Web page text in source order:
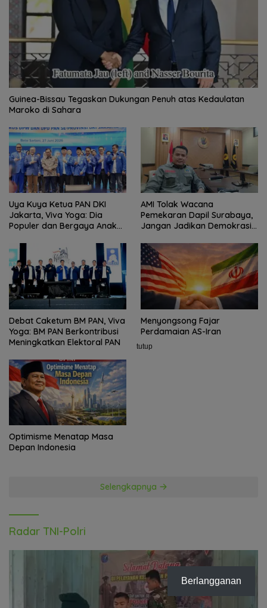
Guinea-Bissau Tegaskan Dukungan Penuh atas Kedaulatan
Maroko di Sahara
Uya Kuya Ketua PAN DKI
Jakarta, Viva Yoga: Dia
Populer dan Bergaya Anak
AMI Tolak Wacana
Pemekaran Dapil Surabaya,
Jangan Jadikan Demokrasi
Politik
Debat Caketum BM PAN, Viva
Yoga: BM PAN Berkontribusi
Meningkatkan Elektoral PAN
Menyongsong Fajar
Perdamaian AS-Iran
Optimisme Menatap Masa
Depan Indonesia
Selengkapnya
Radar TNI-Polri
tutup
Berlangganan